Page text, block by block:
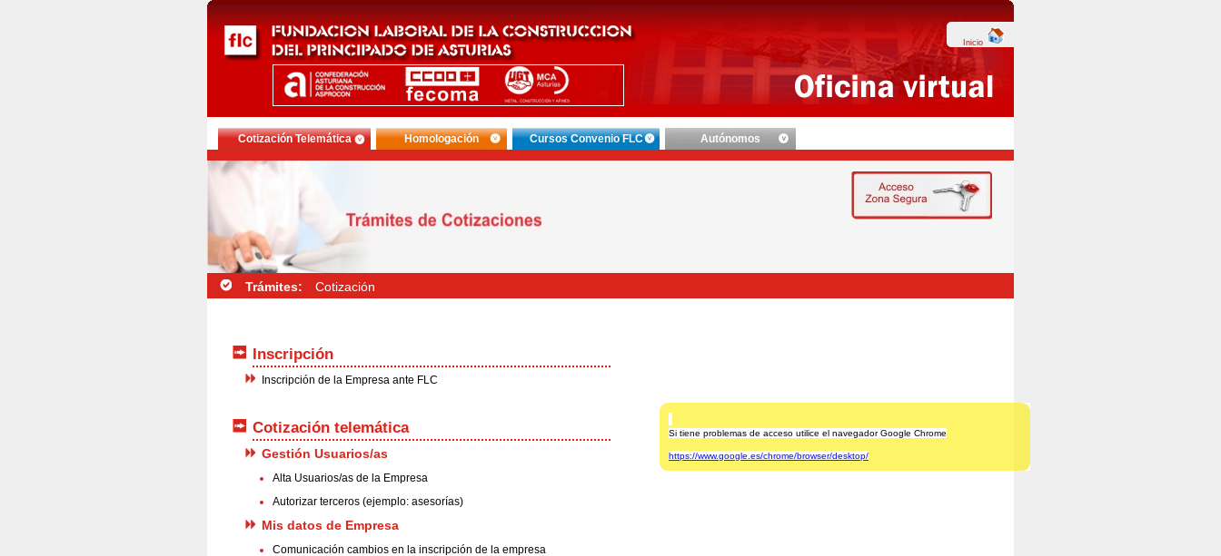
Inicio
Cotización Telemática Homologación Cursos Convenio FLC Autónomos
Trámites: Cotización
Si tiene problemas de acceso utilice el navegador Google Chrome
https://www.google.es/chrome/browser/desktop/
Inscripción
Inscripción de la Empresa ante FLC
Cotización telemática
Gestión Usuarios/as
Alta Usuarios/as de la Empresa
Autorizar terceros (ejemplo: asesorías)
Mis datos de Empresa
Comunicación cambios en la inscripción de la empresa